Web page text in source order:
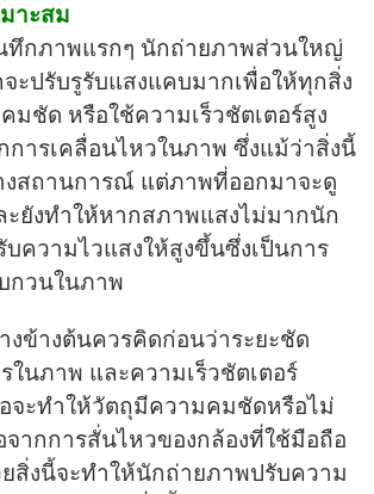
าะสม
ทึกภาพแรกๆ นักถ่ายภาพส่วนใหญ่
ะปรับรูรับแสงแคบมากเพื่อให้ทุกสิ่ง
ชัด หรือใช้ความเร็วชัตเตอร์สูง
การเคลื่อนไหวในภาพ ซึ่งแม้ว่าสิ่งนี้
งสถานการณ์ แต่ภาพที่ออกมาจะดู
ะยังทำให้หากสภาพแสงไม่มากนัก
ความไวแสงให้สูงขึ้นซึ่งเป็นการ
วนในภาพ
งข้างต้นควรคิดก่อนว่าระยะชัด
ในภาพ และความเร็วชัตเตอร์
อจะทำให้วัตถุมีความคมชัดหรือไม่
ากการสั่นไหวของกล้องที่ใช้มือถือ
สิ่งนี้จะทำให้นักถ่ายภาพปรับความ